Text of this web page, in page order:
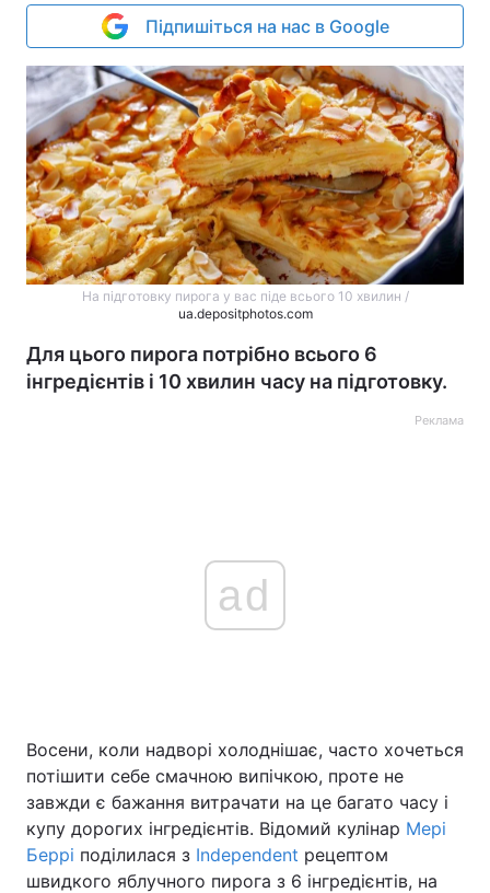
Підпишіться на нас в Google
На підготовку пирога у вас піде всього 10 хвилин /
ua.depositphotos.com
Для цього пирога потрібно всього 6
інгредієнтів і 10 хвилин часу на підготовку.
Реклама
ad
Восени, коли надворі холоднішає, часто хочеться
потішити себе смачною випічкою, проте не
завжди є бажання витрачати на це багато часу і
купу дорогих інгредієнтів. Відомий кулінар Мері
Беррі поділилася з Independent рецептом
швидкого яблучного пирога з 6 інгредієнтів, на